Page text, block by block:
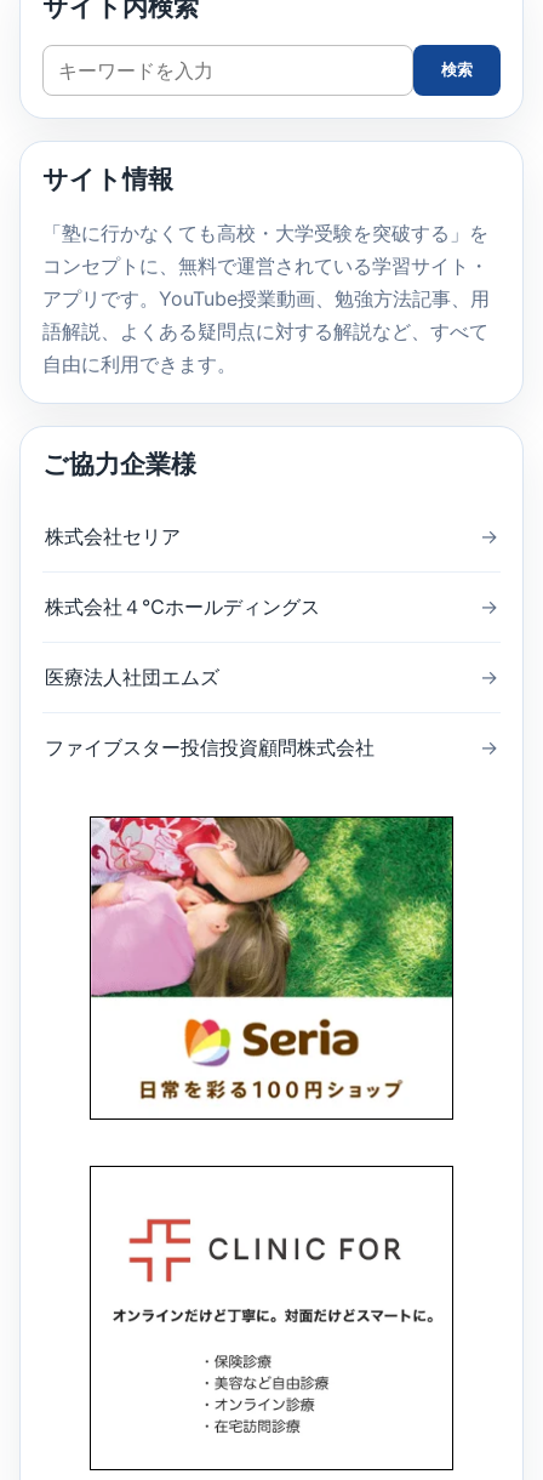
サイト内検索
サ
イ
ト
検
索
検索
サイト情報
「塾に行かなくても高校・大学受験を突破する」を
コンセプトに、無料で運営されている学習サイト・
アプリです。YouTube授業動画、勉強方法記事、用
語解説、よくある疑問点に対する解説など、すべて
自由に利用できます。
ご協力企業様
株式会社セリア →
株式会社４℃ホールディングス →
医療法人社団エムズ →
ファイブスター投信投資顧問株式会社 →